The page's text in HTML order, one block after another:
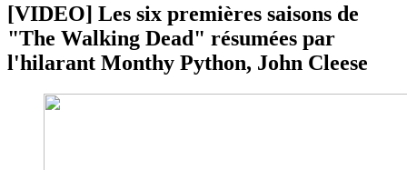
[VIDEO] Les six premières saisons de
"The Walking Dead" résumées par
l'hilarant Monthy Python, John Cleese